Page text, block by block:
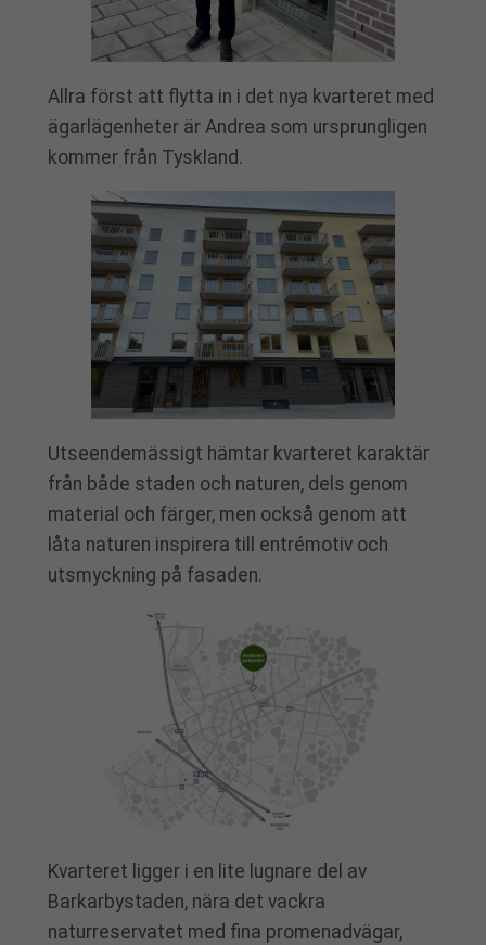
Allra först att flytta in i det nya kvarteret med
ägarlägenheter är Andrea som ursprungligen
kommer från Tyskland.
Utseendemässigt hämtar kvarteret karaktär
från både staden och naturen, dels genom
material och färger, men också genom att
låta naturen inspirera till entrémotiv och
utsmyckning på fasaden.
Kvarteret ligger i en lite lugnare del av
Barkarbystaden, nära det vackra
naturreservatet med fina promenadvägar,